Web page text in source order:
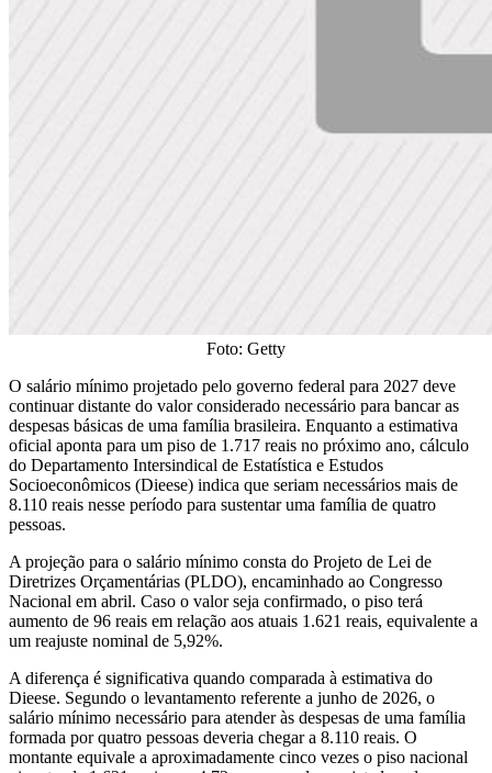
Foto: Getty
O salário mínimo projetado pelo governo federal para 2027 deve
continuar distante do valor considerado necessário para bancar as
despesas básicas de uma família brasileira. Enquanto a estimativa
oficial aponta para um piso de 1.717 reais no próximo ano, cálculo
do Departamento Intersindical de Estatística e Estudos
Socioeconômicos (Dieese) indica que seriam necessários mais de
8.110 reais nesse período para sustentar uma família de quatro
pessoas.
A projeção para o salário mínimo consta do Projeto de Lei de
Diretrizes Orçamentárias (PLDO), encaminhado ao Congresso
Nacional em abril. Caso o valor seja confirmado, o piso terá
aumento de 96 reais em relação aos atuais 1.621 reais, equivalente a
um reajuste nominal de 5,92%.
A diferença é significativa quando comparada à estimativa do
Dieese. Segundo o levantamento referente a junho de 2026, o
salário mínimo necessário para atender às despesas de uma família
formada por quatro pessoas deveria chegar a 8.110 reais. O
montante equivale a aproximadamente cinco vezes o piso nacional